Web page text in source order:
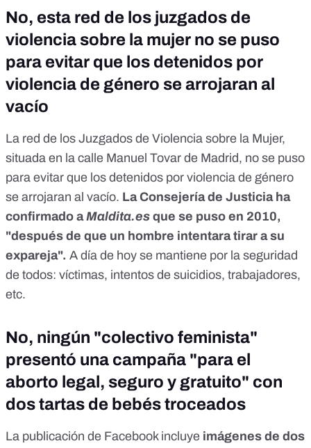
No, esta red de los juzgados de
violencia sobre la mujer no se puso
para evitar que los detenidos por
violencia de género se arrojaran al
vacío
La red de los Juzgados de Violencia sobre la Mujer,
situada en la calle Manuel Tovar de Madrid, no se puso
para evitar que los detenidos por violencia de género
se arrojaran al vacío. La Consejería de Justicia ha
confirmado aMaldita.es que se puso en 2010,
"después de que un hombre intentara tirar a su
expareja". A día de hoy se mantiene por la seguridad
de todos: víctimas, intentos de suicidios, trabajadores,
etc.
No, ningún "colectivo feminista"
presentó una campaña "para el
aborto legal, seguro y gratuito" con
dos tartas de bebés troceados
La publicación de Facebook incluye imágenes de dos